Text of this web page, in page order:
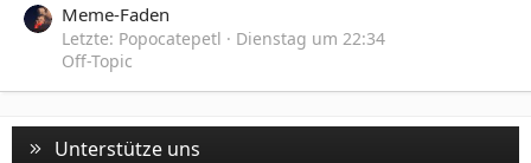
Meme-Faden
Letzte: Popocatepetl
Dienstag um 22:34
Off-Topic
Unterstütze uns